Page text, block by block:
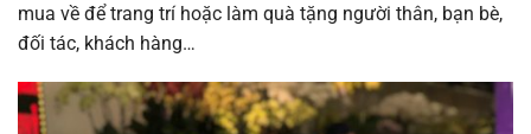
mua về để trang trí hoặc làm quà tặng người thân, bạn bè,
đối tác, khách hàng…